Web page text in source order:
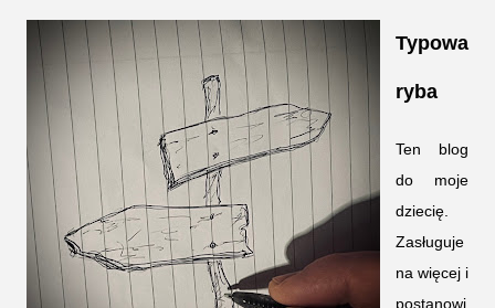
Typowa
ryba
Ten blog
do moje
dziecię.
Zasługuje
na więcej i
postanowi